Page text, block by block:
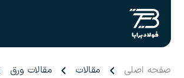
صفحه اصلی مقالات مقالات ورق